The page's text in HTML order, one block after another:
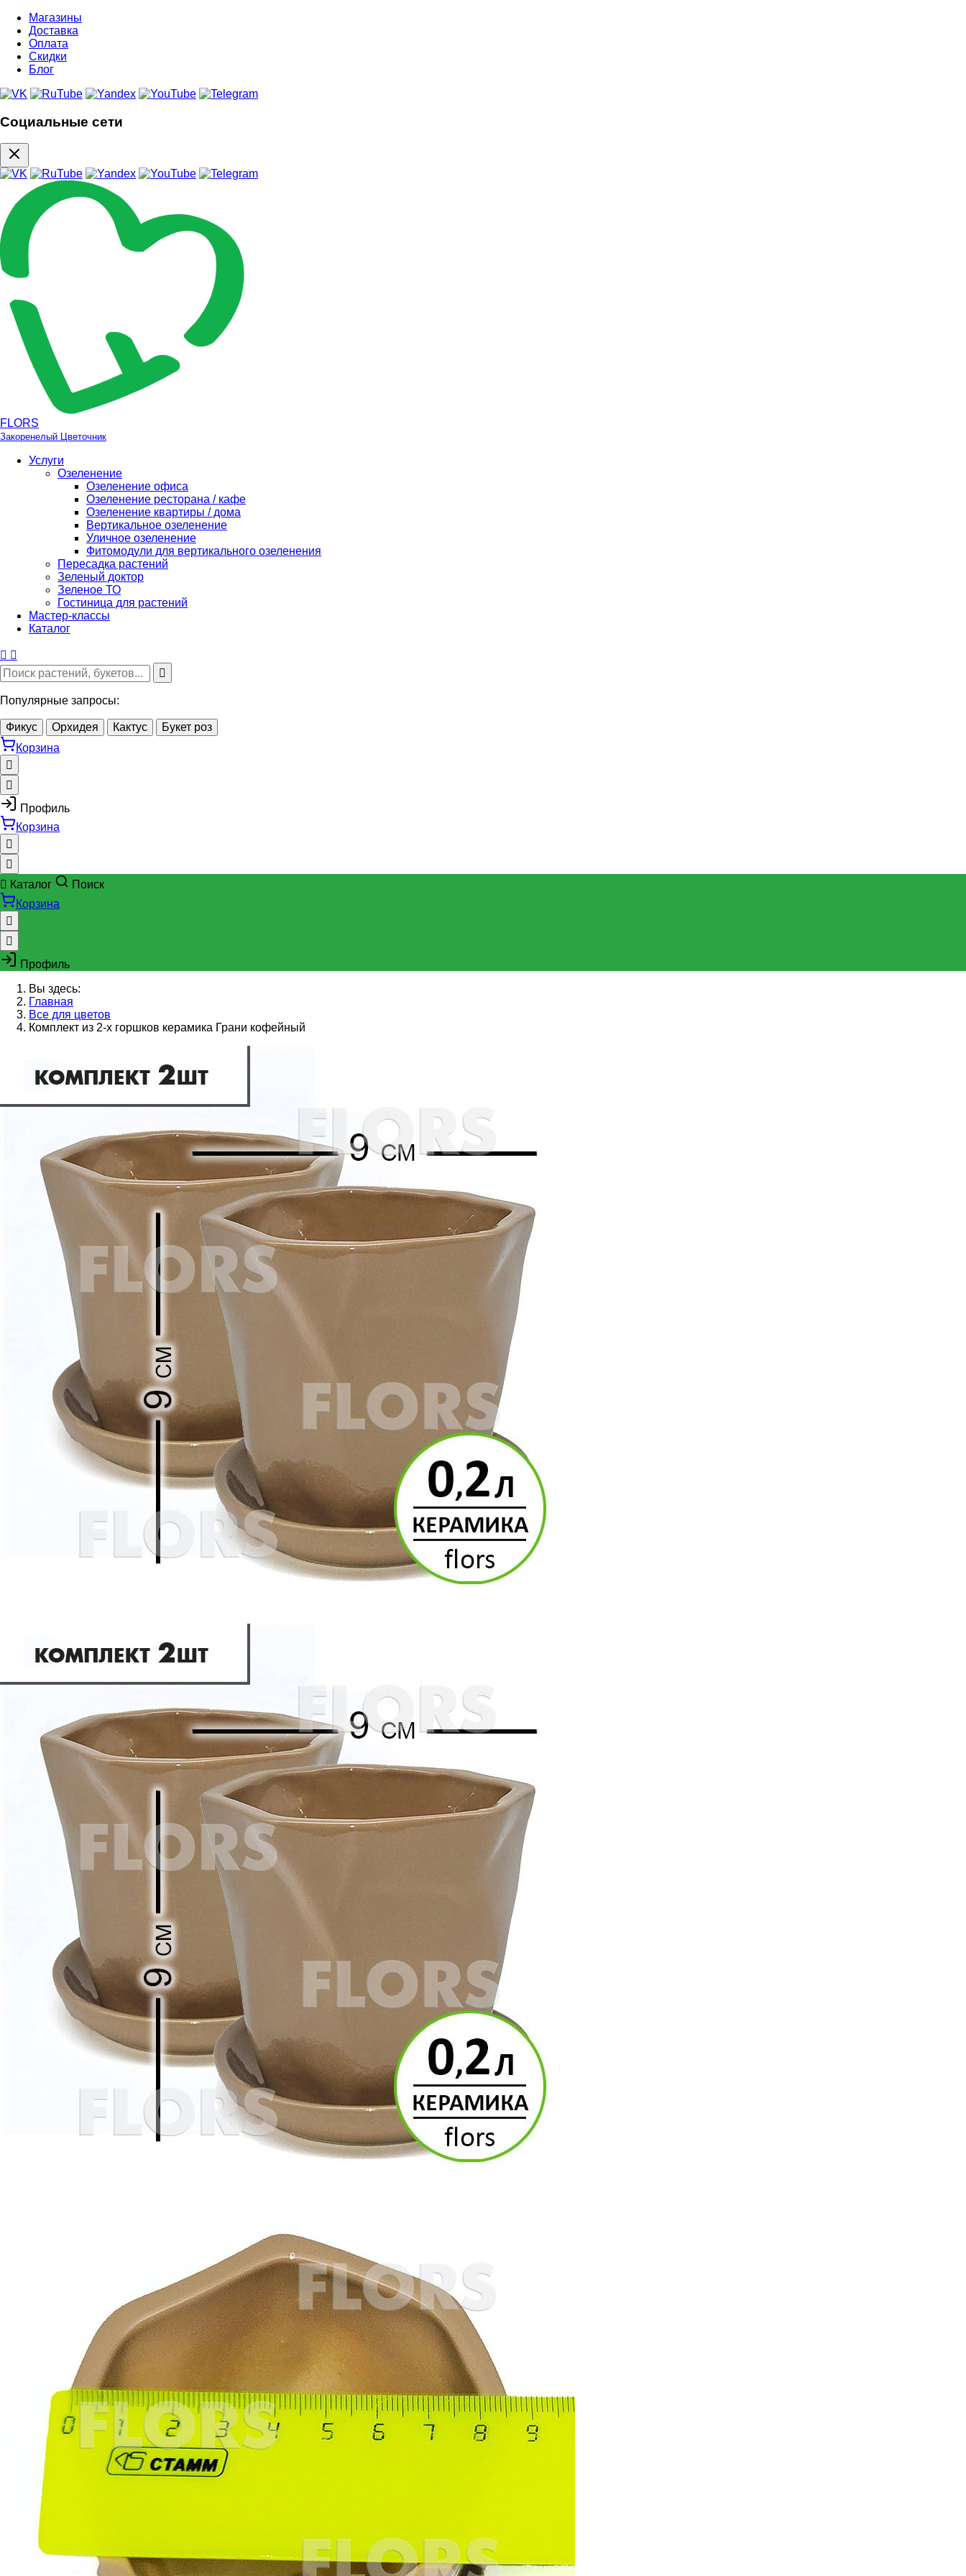
Магазины
Доставка
Оплата
Скидки
Блог
Социальные сети
FLORS
Закоренелый Цветочник
Услуги
Озеленение
Озеленение офиса
Озеленение ресторана / кафе
Озеленение квартиры / дома
Вертикальное озеленение
Уличное озеленение
Фитомодули для вертикального озеленения
Пересадка растений
Зеленый доктор
Зеленое ТО
Гостиница для растений
Мастер-классы
Каталог
Популярные запросы:
Фикус Орхидея Кактус
Букет роз
Корзина
Профиль
Корзина
Каталог
Поиск
Корзина
Профиль
Вы здесь:
Главная
Все для цветов
Комплект из 2-х горшков керамика Грани кофейный